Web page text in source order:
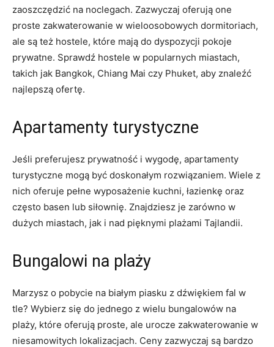
zaoszczędzić na noclegach. Zazwyczaj oferują ⁤one
proste zakwaterowanie w wieloosobowych dormitoriach,
ale są też⁤ hostele, które mają do dyspozycji ⁢pokoje‍
prywatne. Sprawdź hostele w‍ popularnych miastach,
takich jak ⁣Bangkok, Chiang Mai czy Phuket, aby znaleźć
najlepszą⁣ ofertę.
Apartamenty turystyczne
Jeśli preferujesz prywatność i wygodę, apartamenty
turystyczne mogą być​ doskonałym rozwiązaniem. Wiele z
nich oferuje pełne wyposażenie‍ kuchni, łazienkę oraz
często basen lub siłownię. Znajdziesz je zarówno w
dużych miastach, jak i nad pięknymi⁤ plażami Tajlandii.
Bungalowi na plaży
Marzysz o pobycie na ⁣białym piasku z dźwiękiem fal w
tle? Wybierz się⁢ do jednego z wielu bungalowów na
plaży, które oferują proste, ale urocze ‌zakwaterowanie ​w
niesamowitych ‍lokalizacjach. ⁣Ceny‍ zazwyczaj są bardzo